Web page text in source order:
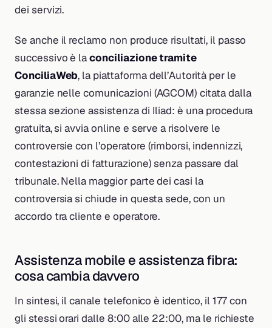
dei servizi.
Se anche il reclamo non produce risultati, il passo
successivo è laconciliazione tramite
ConciliaWeb, la piattaforma dell’Autorità per le
garanzie nelle comunicazioni (AGCOM) citata dalla
stessa sezione assistenza di Iliad: è una procedura
gratuita, si avvia online e serve a risolvere le
controversie con l’operatore (rimborsi, indennizzi,
contestazioni di fatturazione) senza passare dal
tribunale. Nella maggior parte dei casi la
controversia si chiude in questa sede, con un
accordo tra cliente e operatore.
Assistenza mobile e assistenza fibra:
cosa cambia davvero
In sintesi, il canale telefonico è identico, il 177 con
gli stessi orari dalle 8:00 alle 22:00, ma le richieste